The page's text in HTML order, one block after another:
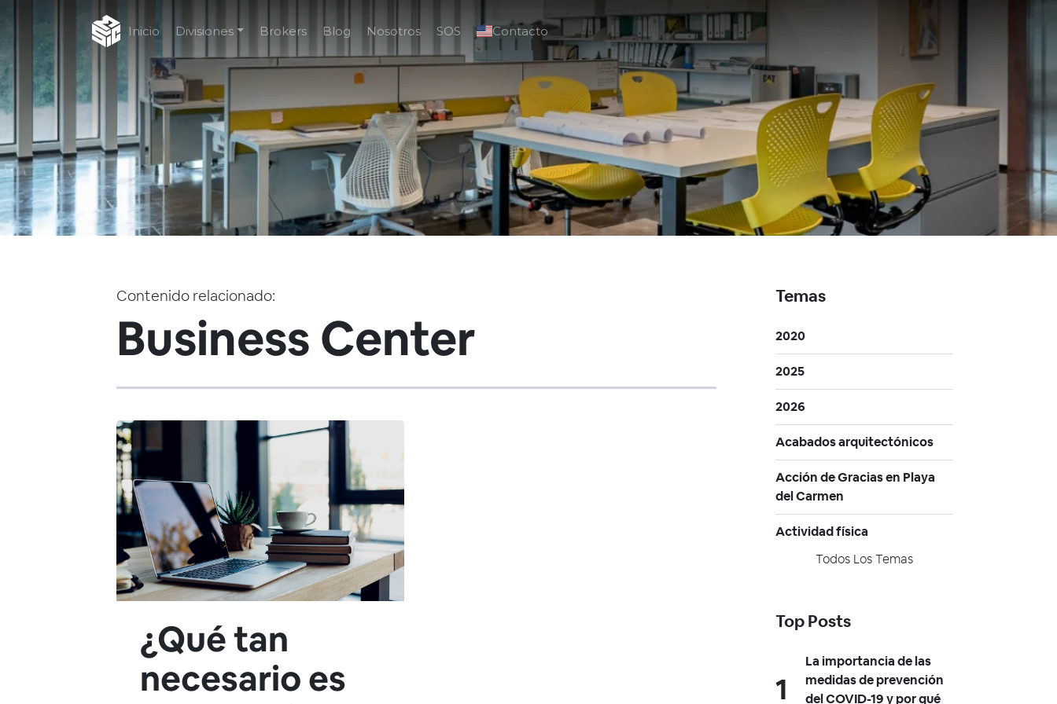
Inicio Divisiones Brokers Blog Nosotros SOS Contacto
Contenido relacionado:
Business Center
¿Qué tan
necesario es
Temas
2020
2025
2026
Acabados arquitectónicos
Acción de Gracias en Playa
del Carmen
Actividad física
Todos Los Temas
Top Posts
La importancia de las
medidas de prevención
del COVID-19 y por qué